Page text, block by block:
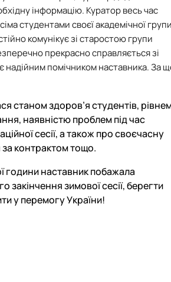
інформацію. Куратор весь час
студентами своєї академічної
комунікує зі старостою групи
прекрасно справляється зі
надійним помічником наставника. За
станом здоров’я студентів,
наявністю проблем під час
сесії, а також про своєчасну
контрактом тощо.
години наставник побажала
закінчення зимової сесії, берегти
у перемогу України!